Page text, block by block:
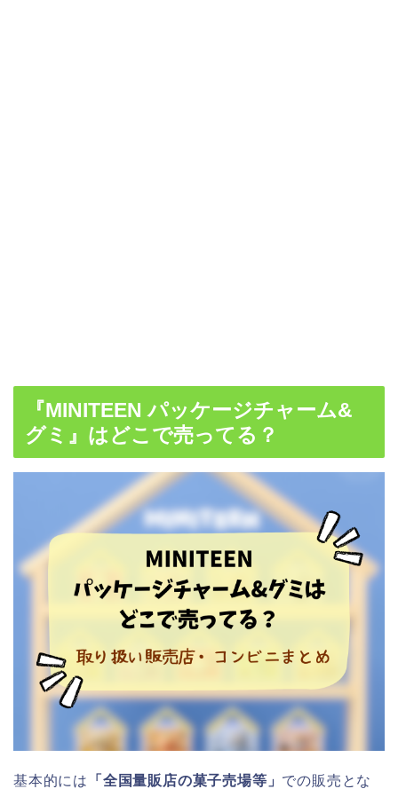
『MINITEEN パッケージチャーム&
グミ』はどこで売ってる？
基本的には 「全国量販店の菓子売場等」 での販売とな